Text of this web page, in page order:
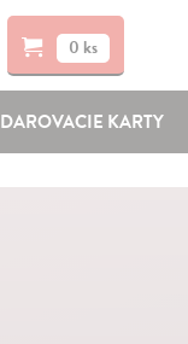
0 ks
DAROVACIE KARTY